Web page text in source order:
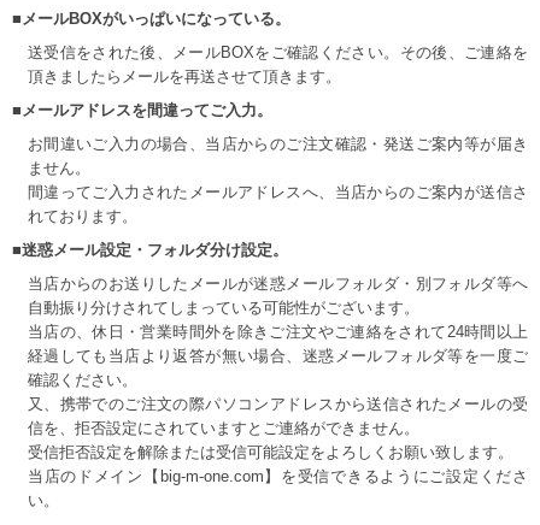
■メールBOXがいっぱいになっている。
送受信をされた後、メールBOXをご確認ください。その後、ご連絡を
頂きましたらメールを再送させて頂きます。
■メールアドレスを間違ってご入力。
お間違いご入力の場合、当店からのご注文確認・発送ご案内等が届き
ません。
間違ってご入力されたメールアドレスへ、当店からのご案内が送信さ
れております。
■迷惑メール設定・フォルダ分け設定。
当店からのお送りしたメールが迷惑メールフォルダ・別フォルダ等へ
自動振り分けされてしまっている可能性がございます。
当店の、休日・営業時間外を除きご注文やご連絡をされて24時間以上
経過しても当店より返答が無い場合、迷惑メールフォルダ等を一度ご
確認ください。
又、携帯でのご注文の際パソコンアドレスから送信されたメールの受
信を、拒否設定にされていますとご連絡ができません。
受信拒否設定を解除または受信可能設定をよろしくお願い致します。
当店のドメイン【big-m-one.com】を受信できるようにご設定くださ
い。